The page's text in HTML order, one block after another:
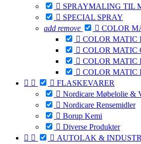
 SPRAYMALING TIL
 SPECIAL SPRAY
add remove  COLOR
 COLOR MATIC
 COLOR MATIC
 COLOR MATIC
 COLOR
   FLASKEVARER
 Nordicare Møbelolie &
 Nordicare Rensemidler
 Borup Kemi
 Diverse Produkter
   AUTOLAK &